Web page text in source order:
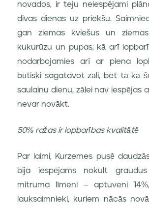
novados, ir teju neiespējami
divas dienas uz priekšu.
gan ziemas kviešus un
kukurūzu un pupas, kā arī
nodarbojamies arī ar piena
būtiski sagatavot zāli, bet tā kā
saulainu dienu, zālei nav iespējas
nevar novākt.
50% ražas ir lopbarības kvalitātē
Par laimi, Kurzemes pusē
bija iespējams nokult
mitruma līmeni – aptuveni
lauksaimnieki, kuriem nācās